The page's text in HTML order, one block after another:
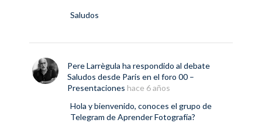
Saludos
Pere Larrègula ha respondido al debate
Saludos desde Paris en el foro 00 –
Presentaciones hace 6 años
Hola y bienvenido, conoces el grupo de
Telegram de Aprender Fotografía?